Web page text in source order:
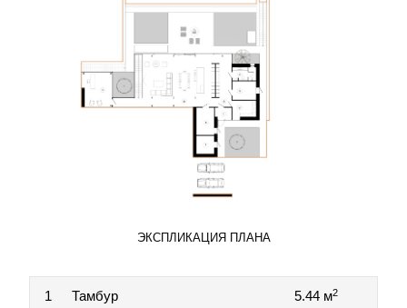
ЭКСПЛИКАЦИЯ ПЛАНА
1 Тамбур 5.44 м2